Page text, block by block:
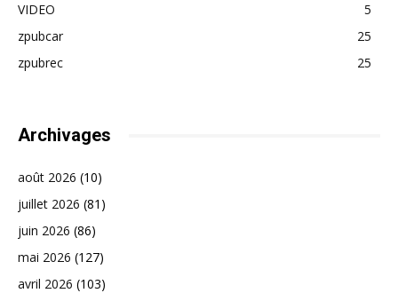
VIDEO
5
zpubcar
25
zpubrec
25
Archivages
août 2026 (10)
juillet 2026 (81)
juin 2026 (86)
mai 2026 (127)
avril 2026 (103)